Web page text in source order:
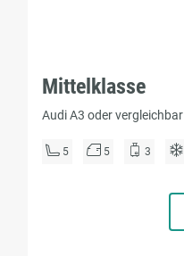
Mittelklasse
Audi A3 oder vergleichbar
5 5 3